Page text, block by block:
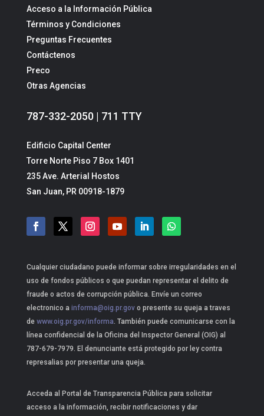
Acceso a la Información Pública
Términos y Condiciones
Preguntas Frecuentes
Contáctenos
Preco
Otras Agencias
787-332-2050 | 711 TTY
Edificio Capital Center
Torre Norte Piso 7 Box 1401
235 Ave. Arterial Hostos
San Juan, PR 00918-1879
Cualquier ciudadano puede informar sobre irregularidades en el
uso de fondos públicos o que puedan representar el delito de
fraude o actos de corrupción pública. Envíe un correo
electronico a informa@oig.pr.govo presente su queja a traves
dewww.oig.pr.gov/informa. También puede comunicarse con la
línea confidencial de la Oficina del Inspector General (OIG) al
787-679-7979. El denunciante está protegido por ley contra
represalias por presentar una queja.
Acceda al Portal de Transparencia Pública para solicitar
acceso a la información, recibir notificaciones y dar